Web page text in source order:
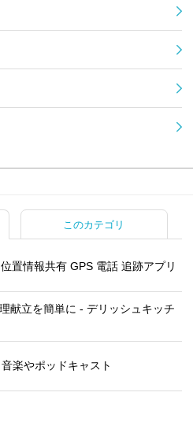
このカテゴリ
置情報共有 GPS 電話 追跡アプリ
献立を簡単‪に - デリッシュキッチ
楽やポッドキャスト